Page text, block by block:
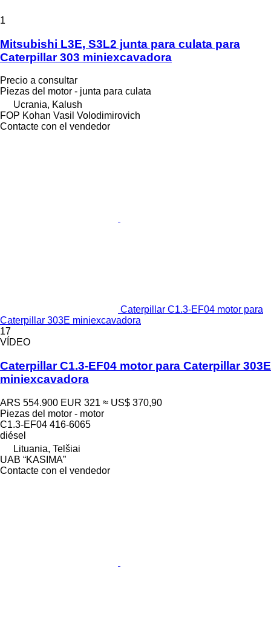
1
Mitsubishi L3E, S3L2 junta para culata para
Caterpillar 303 miniexcavadora
Precio a consultar
Piezas del motor - junta para culata
Ucrania, Kalush
FOP Kohan Vasil Volodimirovich
Contacte con el vendedor
Caterpillar C1.3-EF04 motor para
Caterpillar 303E miniexcavadora
17
VÍDEO
Caterpillar C1.3-EF04 motor para Caterpillar 303E
miniexcavadora
ARS 554.900 EUR 321 ≈ US$ 370,90
Piezas del motor - motor
C1.3-EF04 416-6065
diésel
Lituania, Telšiai
UAB “KASIMA”
Contacte con el vendedor